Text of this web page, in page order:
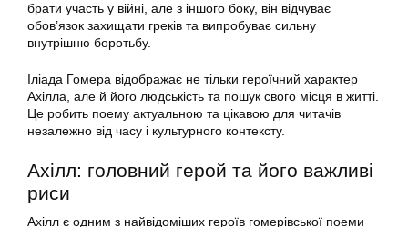
брати участь у війні, але з іншого боку, він відчуває
обов’язок захищати греків та випробуває сильну
внутрішню боротьбу.
Іліада Гомера відображає не тільки героїчний характер
Ахілла, але й його людськість та пошук свого місця в житті.
Це робить поему актуальною та цікавою для читачів
незалежно від часу і культурного контексту.
Ахілл: головний герой та його важливі
риси
Ахілл є одним з найвідоміших героїв гомерівської поеми